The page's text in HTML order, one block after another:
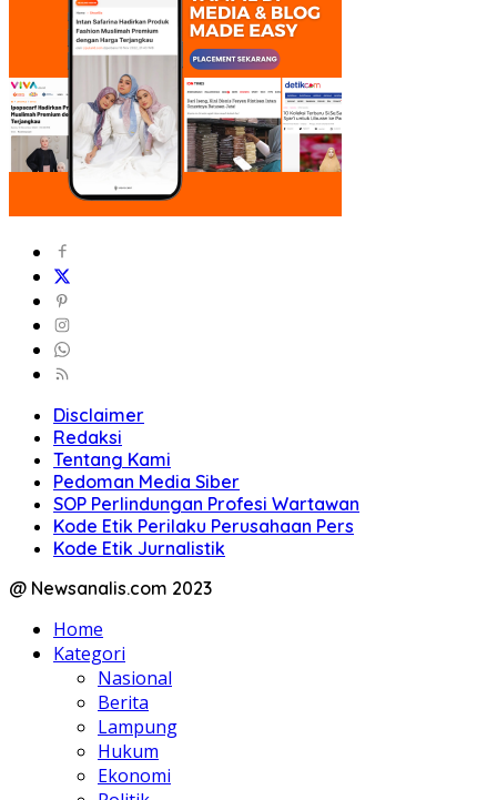
Disclaimer
Redaksi
Tentang Kami
Pedoman Media Siber
SOP Perlindungan Profesi Wartawan
Kode Etik Perilaku Perusahaan Pers
Kode Etik Jurnalistik
@ Newsanalis.com 2023
Home
Kategori
Nasional
Berita
Lampung
Hukum
Ekonomi